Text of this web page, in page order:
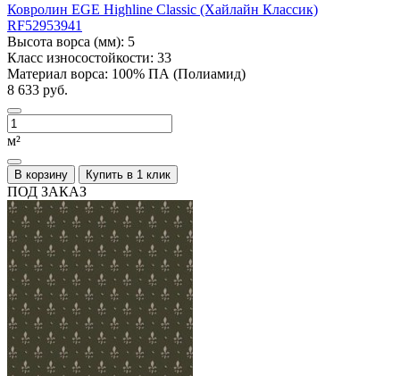
Ковролин EGE Highline Classic (Хайлайн Классик)
RF52953941
Высота ворса (мм): 5
Класс износостойкости: 33
Материал ворса: 100% ПА (Полиамид)
8 633 руб.
м²
В корзину Купить в 1 клик
ПОД ЗАКАЗ